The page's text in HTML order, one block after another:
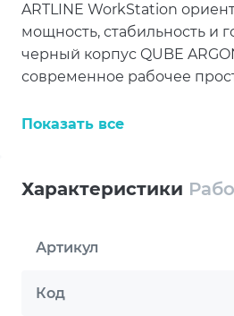
ARTLINE WorkStation
мощность, стабильность и
черный корпус QUBE
современное рабочее
моделированием и
дополнительно
благодаря чему система
крупными массивами
Показать все
Характеристики
Артикул
Код